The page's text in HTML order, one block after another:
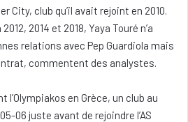
City, club qu’il avait rejoint en 2010.
2014 et 2018, Yaya Touré n’a
relations avec Pep Guardiola mais
commentent des analystes.
l’Olympiakos en Grèce, un club au
06 juste avant de rejoindre l’AS